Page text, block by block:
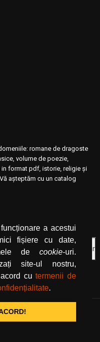
a acestui
fișiere cu date,
de cookie-uri.
site-ul nostru,
acord cutermenii de
.
romane de dragoste
volume de poezie,
format pdf, istorie, religie și
așteptăm cu un catalog
pe butonul de abonare.